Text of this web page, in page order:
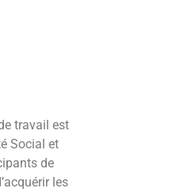
travail est
Social et
de
les